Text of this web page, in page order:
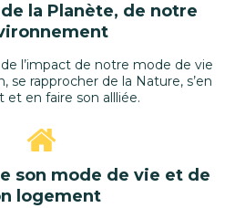
la Planète, de notre
l’impact de notre mode de vie
se rapprocher de la Nature, s’en
et en faire son allliée.
son mode de vie et de
logement